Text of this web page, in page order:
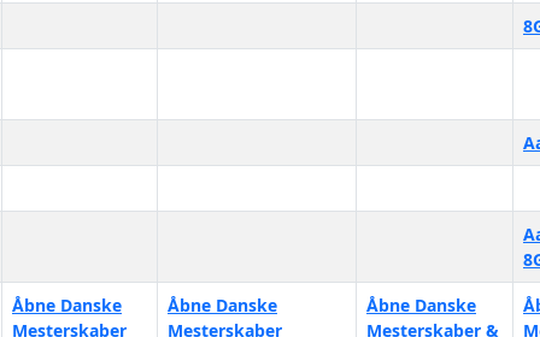
Åbne Danske
Mesterskaber
Åbne Danske
Mesterskaber
Åbne Danske
Mesterskaber &